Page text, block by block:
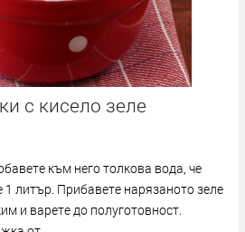
с кисело зеле
към него толкова вода, че
1 литър. Прибавете нарязаното зеле
и варете до полуготовност.